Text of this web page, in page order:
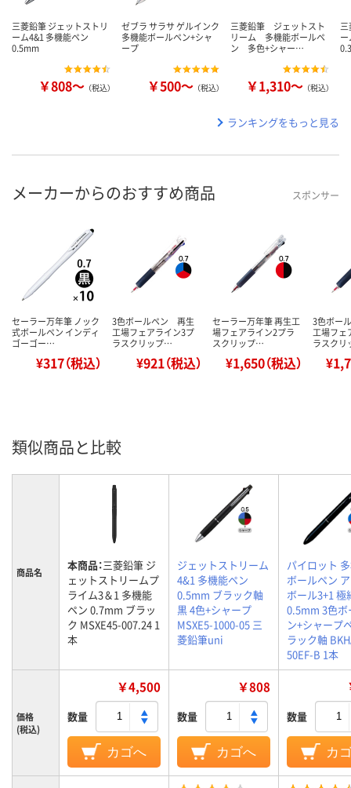
三菱鉛筆 ジェットストリ
ーム4&1 多機能ペン
0.5mm
￥808～ （税込）
ゼブラ サラサ ゲルインク
多機能ボールペン+シャ
ープ
￥500～ （税込）
三菱鉛筆 ジェットスト
リーム 多機能ボールペ
ン 多色+シャー…
￥1,310～ （税込）
ランキングをもっと見る
メーカーからのおすすめ商品 スポンサー
セーラー万年筆 ノック
式ボールペン インディ
ゴーゴー…
¥317（税込）
3色ボールペン 再生
工場フェアライン3プ
ラスクリップ…
¥921（税込）
セーラー万年筆 再生工
場フェアライン2プラ
スクリップ…
¥1,650（税込）
3色ボー
工場フェ
ラスク
類似商品と比較
商品名 本商品：三菱鉛筆 ジ
ェットストリームプ
ライム3＆1 多機能
ペン 0.7mm ブラッ
ク MSXE45-007.24 1
本
ジェットストリーム
4&1 多機能ペン
0.5mm ブラック軸
黒 4色+シャープ
MSXE5-1000-05 三
菱鉛筆uni
パイロット
ボールペン
ボール3+1 極
0.5mm 3色ボ
ン+シャープ
ラック軸
50EF-B 1本
価格
(税込)
￥4,500
数量
カゴへ
￥808
数量
カゴへ
数量
カ